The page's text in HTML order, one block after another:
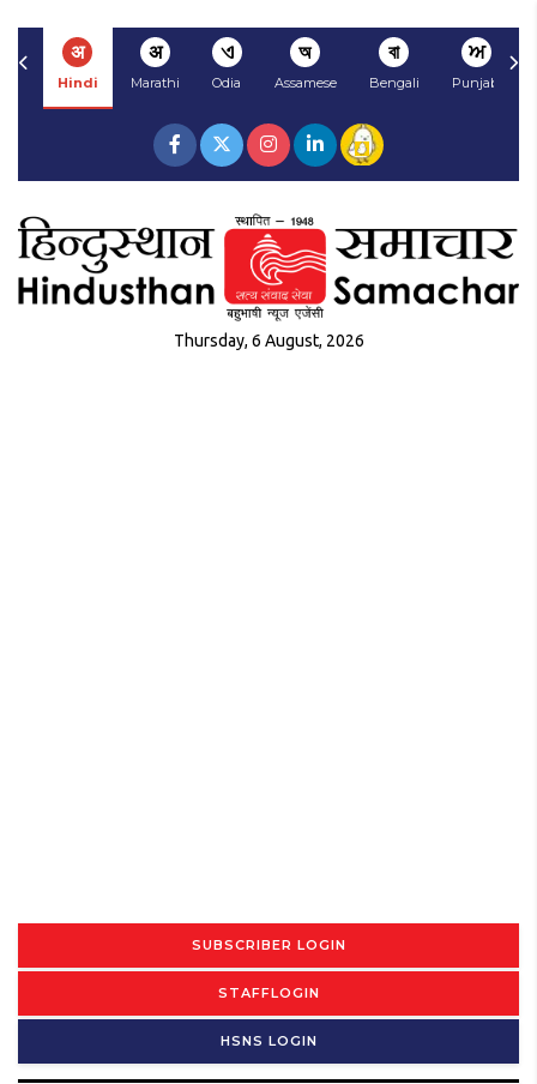
अ
Hindi
अ
Marathi
ଏ
Odia
অ
Assamese
বা
Bengali
ਅ
Punjabi
Thursday, 6 August, 2026
SUBSCRIBER LOGIN
STAFFLOGIN
HSNS LOGIN